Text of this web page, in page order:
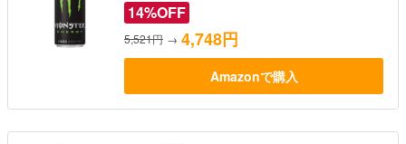
14%OFF
5,521円 → 4,748円
Amazonで購入